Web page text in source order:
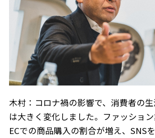
木村：コロナ禍の影響で、消費者の
は大きく変化しました。ファッション
ECでの商品購入の割合が増え、SNS